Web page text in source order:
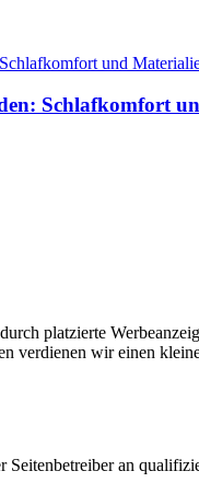
Schlafkomfort
platzierte
verdienen wir einen
Seitenbetreiber an